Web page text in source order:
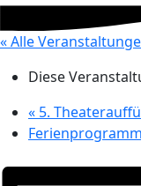
« Alle
Diese
« 5.